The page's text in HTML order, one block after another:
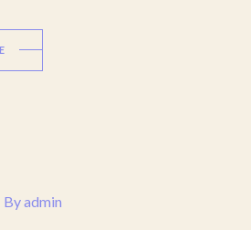
Byadmin